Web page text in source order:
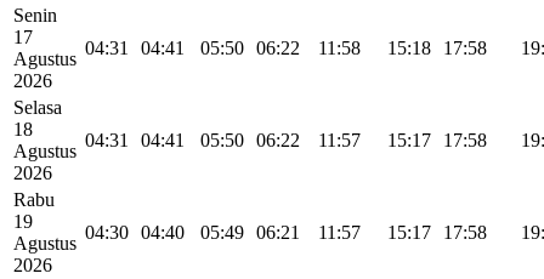
Senin
17
Agustus
2026
04:31 04:41 05:50 06:22 11:58 15:18 17:58
Selasa
18
Agustus
2026
04:31 04:41 05:50 06:22 11:57 15:17 17:58
Rabu
19
Agustus
2026
04:30 04:40 05:49 06:21 11:57 15:17 17:58